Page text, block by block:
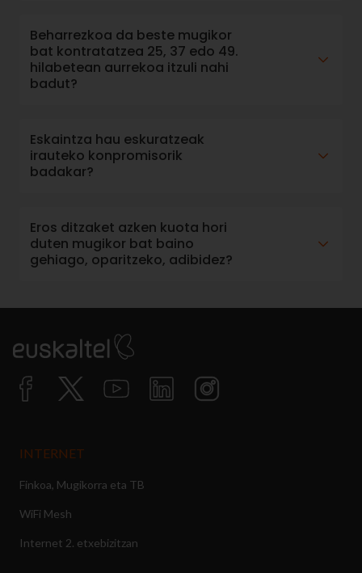
Beharrezkoa da beste mugikor
bat kontratatzea 25, 37 edo 49.
hilabetean aurrekoa itzuli nahi
badut?
Eskaintza hau eskuratzeak
irauteko konpromisorik
badakar?
Eros ditzaket azken kuota hori
duten mugikor bat baino
gehiago, oparitzeko, adibidez?
INTERNET
Finkoa, Mugikorra eta TB
WiFi Mesh
Internet 2. etxebizitzan